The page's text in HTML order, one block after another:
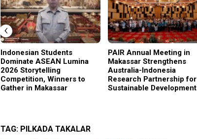
Indonesian Students
Dominate ASEAN Lumina
2026 Storytelling
Competition, Winners to
Gather in Makassar
PAIR Annual Meeting in
Makassar Strengthens
Australia-Indonesia
Research Partnership for
Sustainable Development
‹
TAG: PILKADA TAKALAR